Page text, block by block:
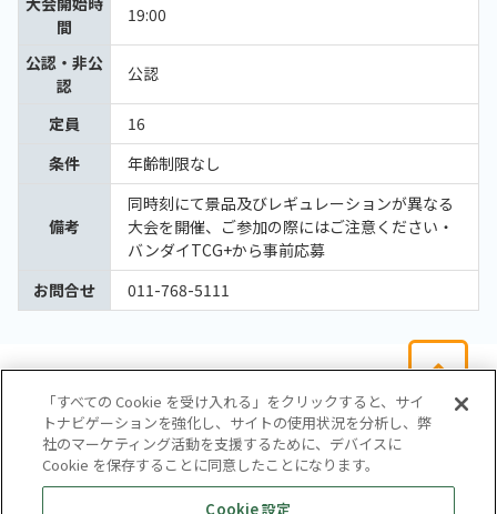
間
19:00
公認・非公
認
公認
定員
16
条件
年齢制限なし
備考
同時刻にて景品及びレギュレーションが異なる
大会を開催、ご参加の際にはご注意ください・
バンダイTCG+から事前応募
お問合せ
011-768-5111
会社概要
サイトマップ
お問い合わせ
個人情報保護方針
「すべての Cookie を受け入れる」をクリックすると、サイ
トナビゲーションを強化し、サイトの使用状況を分析し、弊
社のマーケティング活動を支援するために、デバイスに
Cookie を保存することに同意したことになります。
Cookie 設定